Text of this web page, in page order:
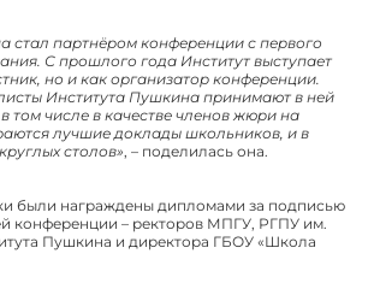
стал партнёром конференции с первого
С прошлого года Институт выступает
но и как организатор конференции.
Института Пушкина принимают в ней
том числе в качестве членов жюри на
лучшие доклады школьников, и в
столов», – поделилась она.
были награждены дипломами за подписью
конференции – ректоров МПГУ, РГПУ им.
Пушкина и директора ГБОУ «Школа